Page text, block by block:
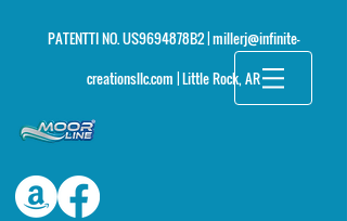
PATENTTI NO. US9694878B2 | millerj@infinite-
creationsllc.com | Little Rock, AR